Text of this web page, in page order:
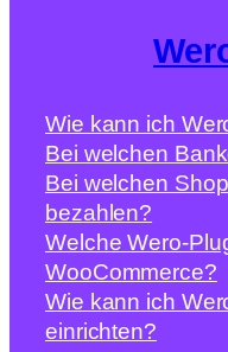
Wie kann ich
Bei welchen
Bei welchen
bezahlen?
Welche Wero-
WooCommerce?
Wie kann ich
einrichten?